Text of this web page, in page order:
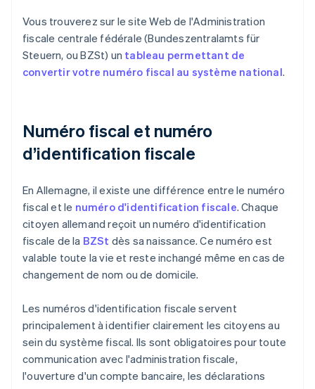
Vous trouverez sur le site Web de l'Administration
fiscale centrale fédérale (Bundeszentralamts für
Steuern, ou BZSt) un tableau permettant de
convertir votre numéro fiscal au système national.
Numéro fiscal et numéro
d’identification fiscale
En Allemagne, il existe une différence entre le numéro
fiscal et le numéro d'identification fiscale. Chaque
citoyen allemand reçoit un numéro d'identification
fiscale de la BZSt dès sa naissance. Ce numéro est
valable toute la vie et reste inchangé même en cas de
changement de nom ou de domicile.
Les numéros d'identification fiscale servent
principalement à identifier clairement les citoyens au
sein du système fiscal. Ils sont obligatoires pour toute
communication avec l'administration fiscale,
l'ouverture d'un compte bancaire, les déclarations